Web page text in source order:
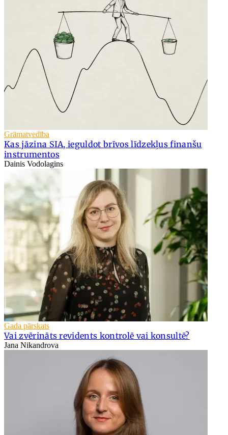
Grāmatvedība
Kas jāzina SIA, ieguldot brīvos līdzekļus finanšu
instrumentos
Dainis Vodolagins
Gada pārskats
Vai zvērināts revidents kontrolē vai konsultē?
Jana Nikandrova